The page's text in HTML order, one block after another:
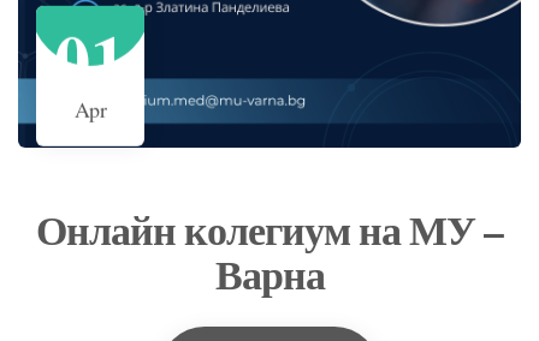
01
Apr
Онлайн колегиум на МУ –
Варна